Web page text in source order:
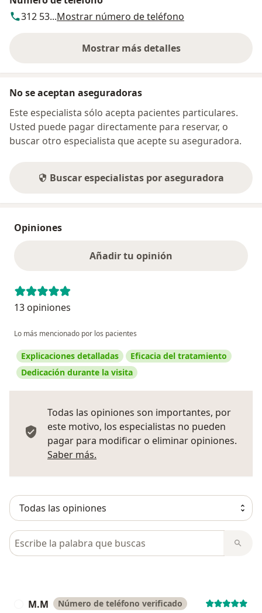
312 53...Mostrar número de teléfono
Mostrar más detalles
sobre la dirección
No se aceptan aseguradoras
Este especialista sólo acepta pacientes particulares.
Usted puede pagar directamente para reservar, o
buscar otro especialista que acepte su aseguradora.
Buscar especialistas por aseguradora
Opiniones
Añadir tu opinión
13 opiniones
Lo más mencionado por los pacientes
Explicaciones detalladas
Eficacia del tratamiento
Dedicación durante la visita
Todas las opiniones son importantes, por
este motivo, los especialistas no pueden
pagar para modificar o eliminar opiniones.
Saber más.
Busca en opiniones
M.M Número de teléfono verificado